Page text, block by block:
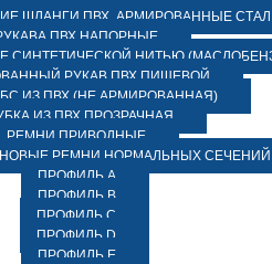
ШЛАНГИ ПВХ, АРМИРОВАННЫЕ
ПВХ НАПОРНЫЕ
СИНТЕТИЧЕСКОЙ НИТЬЮ
РУКАВ ПВХ ПИЩЕВОЙ
ИЗ ПВХ (НЕ АРМИРОВАННАЯ)
ИЗ ПВХ ПРОЗРАЧНАЯ
РЕМНИ ПРИВОДНЫЕ
РЕМНИ НОРМАЛЬНЫХ СЕЧЕНИЙ
ПРОФИЛЬ A
ПРОФИЛЬ B
ПРОФИЛЬ C
ПРОФИЛЬ D
ПРОФИЛЬ E